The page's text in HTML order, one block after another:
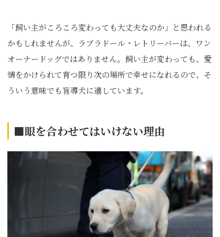
「飼い主がころころ変わっても大丈夫なのか」と思われる
かもしれませんが、ラブラドール・レトリーバーは、ワン
オーナードッグではありません。飼い主が変わっても、愛
情をかけられて育つ限り次の場所で幸せになれるので、そ
ういう意味でも盲導犬に適しています。
■眼を合わせてはいけない理由